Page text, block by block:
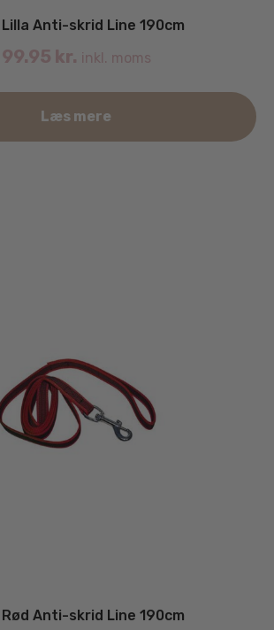
Anti-skrid Line 190cm
99.95 kr. inkl. moms
Læs mere
Anti-skrid Line 190cm